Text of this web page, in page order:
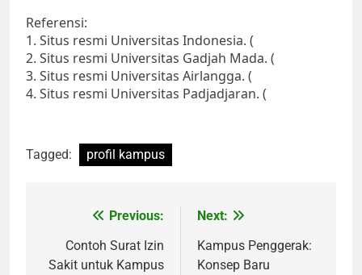
Referensi:
1. Situs resmi Universitas Indonesia. (
2. Situs resmi Universitas Gadjah Mada. (
3. Situs resmi Universitas Airlangga. (
4. Situs resmi Universitas Padjadjaran. (
Tagged: profil kampus
navigation
Previous:
Contoh Surat Izin
Sakit untuk Kampus
Next:
Kampus Penggerak:
Konsep Baru